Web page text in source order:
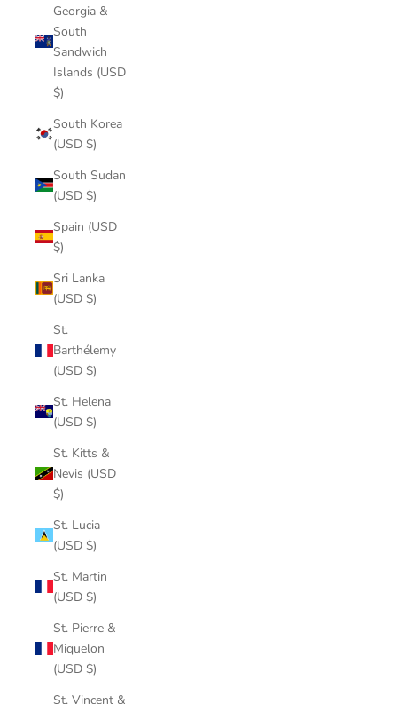
Georgia &
South
Sandwich
Islands (USD
$)
South Korea
(USD $)
South Sudan
(USD $)
Spain (USD
$)
Sri Lanka
(USD $)
St.
Barthélemy
(USD $)
St. Helena
(USD $)
St. Kitts &
Nevis (USD
$)
St. Lucia
(USD $)
St. Martin
(USD $)
St. Pierre &
Miquelon
(USD $)
St. Vincent &